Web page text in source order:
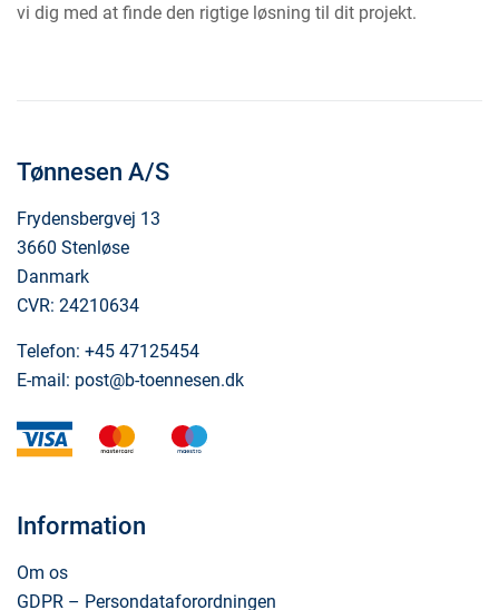
vi dig med at finde den rigtige løsning til dit projekt.
Tønnesen A/S
Frydensbergvej 13
3660 Stenløse
Danmark
CVR: 24210634
Telefon: +45 47125454
E-mail: post@b-toennesen.dk
visa mastercard
Information
Om os
GDPR – Persondataforordningen